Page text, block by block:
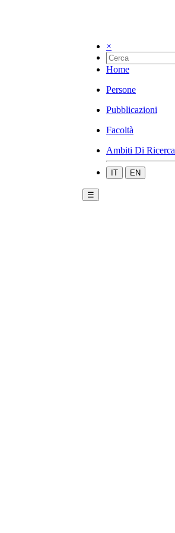
×
Home
Persone
Pubblicazioni
Facoltà
Ambiti Di Ricerca
IT EN
☰